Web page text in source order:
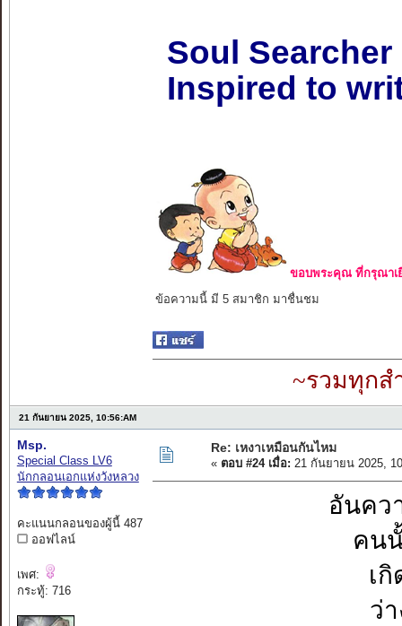
Soul Searcher
Inspired to
ขอบพระคุณ ที่กรุณาเ
ข้อความนี้ มี 5 สมาชิก มาชื่นชม
~รวมทุกส
21 กันยายน 2025, 10:56:AM
Msp.
Special Class LV6
นักกลอนเอกแห่งวังหลวง
คะแนนกลอนของผู้นี้ 487
ออฟไลน์
เพศ:
กระทู้: 716
Re: เหงาเหมือนกันไหม
« ตอบ #24 เมื่อ: 21 กันยายน 2025,
อันคว
คน
เ
ว่